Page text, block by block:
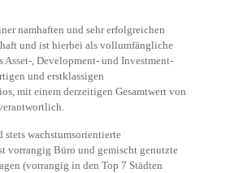
namhaften und sehr erfolgreichen
und ist hierbei als vollumfängliche
, Development- und Investment-
und erstklassigen
mit einem derzeitigen Gesamtwert von
wachstumsorientierte
vorrangig Büro und gemischt genutzte
(vorrangig in den Top 7 Städten